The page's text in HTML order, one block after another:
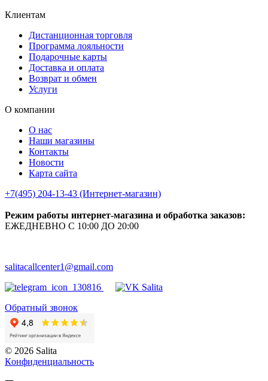
Клиентам
Дистанционная торговля
Программа лояльности
Подарочные карты
Доставка и оплата
Возврат и обмен
Услуги
О компании
О нас
Наши магазины
Контакты
Новости
Карта сайта
+7(495) 204-13-43 (Интернет-магазин)
Режим работы интернет-магазина и обработка заказов:
ЕЖЕДНЕВНО С 10:00 ДО 20:00
salitacallcenter1@gmail.com
Обратный звонок
© 2026 Salita
Кoнфидeнциaльнoсть